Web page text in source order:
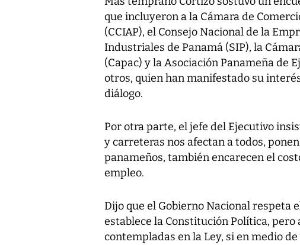
que incluyeron a la Cámara de
(CCIAP), el Consejo Nacional de la
Industriales de Panamá (SIP), la
(Capac) y la Asociación Panameña de
otros, quien han manifestado su
diálogo.
Por otra parte, el jefe del Ejecutivo
y carreteras nos afectan a todos,
panameños, también encarecen el
empleo.
Dijo que el Gobierno Nacional respeta
establece la Constitución Política,
contempladas en la Ley, si en medio